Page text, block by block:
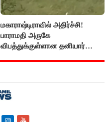
மகாராஷ்டிராவில் அதிர்ச்சி!
பாராமதி அருகே
விபத்துக்குள்ளான தனியார்